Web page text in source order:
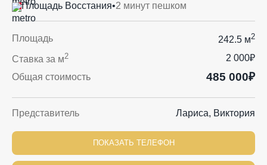
Площадь Восстания•2 минут пешком
Площадь 242.5 м2
Ставка за м2
2 000₽
Общая стоимость
485 000₽
Представитель Лариса, Виктория
ПОКАЗАТЬ ТЕЛЕФОН